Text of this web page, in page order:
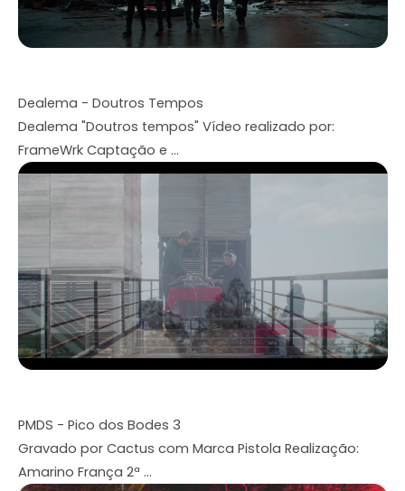
Dealema - Doutros Tempos
Dealema "Doutros tempos" Vídeo realizado por:
FrameWrk Captação e ...
PMDS - Pico dos Bodes 3
Gravado por Cactus com Marca Pistola Realização:
Amarino França 2ª ...